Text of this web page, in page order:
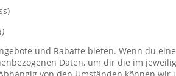
und Rabatte bieten. Wenn du
Daten, um dir die im